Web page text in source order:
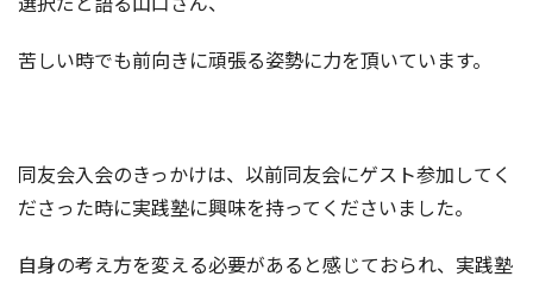
選択だと語る山口さん、
苦しい時でも前向きに頑張る姿勢に力を頂いています。
同友会入会のきっかけは、以前同友会にゲスト参加してく
ださった時に実践塾に興味を持ってくださいました。
自身の考え方を変える必要があると感じておられ、実践塾